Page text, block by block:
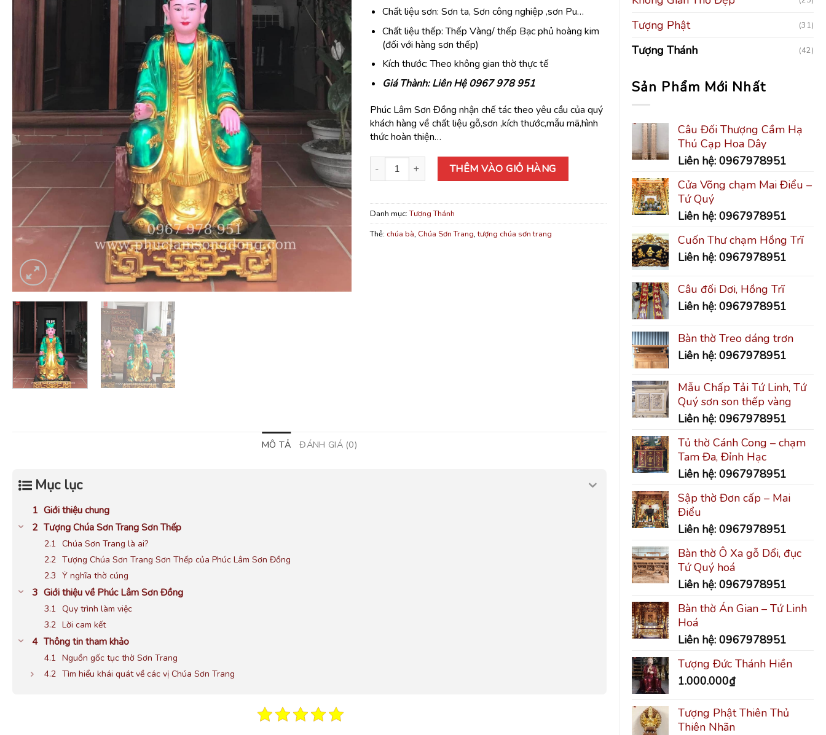
Tượng Phật (31)
Tượng Thánh (42)
Sản Phẩm Mới Nhất
Câu Đối Thượng Cầm Hạ
Thú Cạp Hoa Dây
Liên hệ: 0967978951
Cửa Võng chạm Mai Điểu –
Tứ Quý
Liên hệ: 0967978951
Cuốn Thư chạm Hồng Trĩ
Liên hệ: 0967978951
Câu đối Dơi, Hồng Trĩ
Liên hệ: 0967978951
Bàn thờ Treo dáng trơn
Liên hệ: 0967978951
Mẫu Chấp Tải Tứ Linh, Tứ
Quý sơn son thếp vàng
Liên hệ: 0967978951
Tủ thờ Cánh Cong – chạm
Tam Đa, Đỉnh Hạc
Liên hệ: 0967978951
Sập thờ Đơn cấp – Mai
Điểu
Liên hệ: 0967978951
Bàn thờ Ô Xa gỗ Dổi, đục
Tứ Quý hoá
Liên hệ: 0967978951
Bàn thờ Án Gian – Tứ Linh
Hoá
Liên hệ: 0967978951
Tượng Đức Thánh Hiền
1.000.000₫
Tượng Phật Thiên Thủ
Thiên Nhãn
Chất liệu sơn: Sơn ta, Sơn công nghiệp ,sơn Pu…
Chất liệu thếp: Thếp Vàng/ thếp Bạc phủ hoàng kim
(đối với hàng sơn thếp)
Kích thước: Theo không gian thờ thực tế
Giá Thành: Liên Hệ 0967 978 951
Phúc Lâm Sơn Đồng nhận chế tác theo yêu cầu của quý
khách hàng về chất liệu gỗ,sơn ,kích thước,mẫu mã,hình
thức hoàn thiện…
Tượng Chúa Sơn Trang Sơn Thếp số lượng
THÊM VÀO GIỎ HÀNG
Danh mục:Tượng Thánh
Thẻ: chúa bà, Chúa Sơn Trang,tượng chúa sơn trang
MÔ TẢ ĐÁNH GIÁ (0)
Mục lục
Giới thiệu chung
Tượng Chúa Sơn Trang Sơn Thếp
Chúa Sơn Trang là ai?
Tượng Chúa Sơn Trang Sơn Thếp của Phúc Lâm Sơn Đồng
Ý nghĩa thờ cúng
Giới thiệu về Phúc Lâm Sơn Đồng
Quy trình làm việc
Lời cam kết
Thông tin tham khảo
Nguồn gốc tục thờ Sơn Trang
Tìm hiểu khái quát về các vị Chúa Sơn Trang